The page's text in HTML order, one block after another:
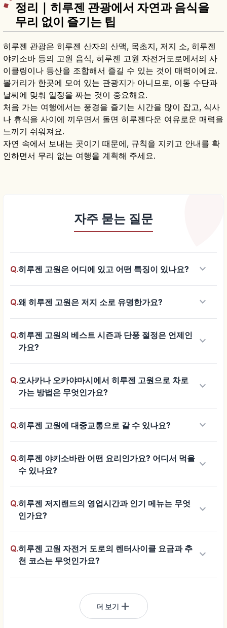
정리｜히루젠 관광에서 자연과 음식을
무리 없이 즐기는 팁
히루젠 관광은 히루젠 산자의 산맥, 목초지, 저지 소, 히루젠
야키소바 등의 고원 음식, 히루젠 고원 자전거도로에서의 사
이클링이나 등산을 조합해서 즐길 수 있는 것이 매력이에요.
볼거리가 한곳에 모여 있는 관광지가 아니므로, 이동 수단과
날씨에 맞춰 일정을 짜는 것이 중요해요.
처음 가는 여행에서는 풍경을 즐기는 시간을 많이 잡고, 식사
나 휴식을 사이에 끼우면서 돌면 히루젠다운 여유로운 매력을
느끼기 쉬워져요.
자연 속에서 보내는 곳이기 때문에, 규칙을 지키고 안내를 확
인하면서 무리 없는 여행을 계획해 주세요.
자주 묻는 질문
Q.히루젠 고원은 어디에 있고 어떤 특징이 있나요? keyboard_arrow_down
Q.왜 히루젠 고원은 저지 소로 유명한가요? keyboard_arrow_down
Q.히루젠 고원의 베스트 시즌과 단풍 절정은 언제인
가요?
keyboard_arrow_down
Q.오사카나 오카야마시에서 히루젠 고원으로 차로
가는 방법은 무엇인가요?
keyboard_arrow_down
Q.히루젠 고원에 대중교통으로 갈 수 있나요? keyboard_arrow_down
Q.히루젠 야키소바란 어떤 요리인가요? 어디서 먹을
수 있나요?
keyboard_arrow_down
Q.히루젠 저지랜드의 영업시간과 인기 메뉴는 무엇
인가요?
keyboard_arrow_down
Q.히루젠 고원 자전거 도로의 렌터사이클 요금과 추
천 코스는 무엇인가요?
keyboard_arrow_down
더 보기 add